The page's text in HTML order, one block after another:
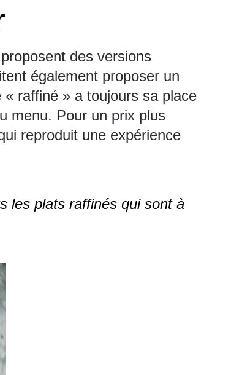
des versions
également proposer un
raffiné » a toujours sa place
menu. Pour un prix plus
reproduit une expérience
les plats raffinés qui sont à